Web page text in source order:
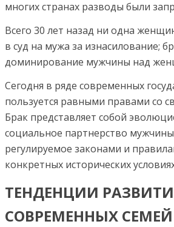
многих странах разводы были
Всего 30 лет на­зад ни одна
в суд на мужа за из­насилование;
доминирование мужчины над
Сегодня в ряде современных
пользуется равными правами со
Брак представляет собой
социальное парт­нерство
регулируемое законами и
конкретных исторических
ТЕНДЕНЦИИ
СОВРЕМЕННЫХ СЕМЕЙ